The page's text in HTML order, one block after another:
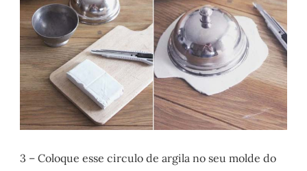
3 – Coloque esse circulo de argila no seu molde do